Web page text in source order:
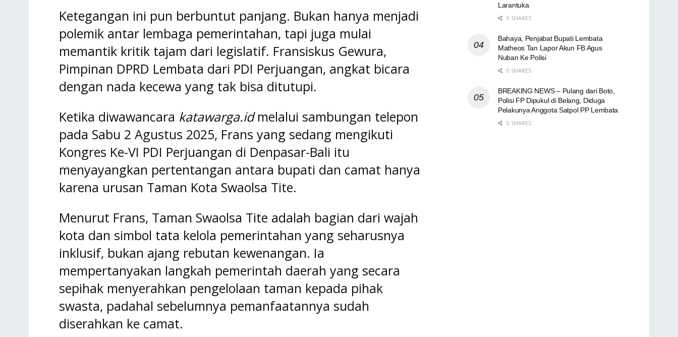
Ketegangan ini pun berbuntut panjang. Bukan hanya menjadi
polemik antar lembaga pemerintahan, tapi juga mulai
memantik kritik tajam dari legislatif. Fransiskus Gewura,
Pimpinan DPRD Lembata dari PDI Perjuangan, angkat bicara
dengan nada kecewa yang tak bisa ditutupi.
Ketika diwawancara katawarga.idmelalui sambungan telepon
pada Sabu 2 Agustus 2025, Frans yang sedang mengikuti
Kongres Ke-VI PDI Perjuangan di Denpasar-Bali itu
menyayangkan pertentangan antara bupati dan camat hanya
karena urusan Taman Kota Swaolsa Tite.
Menurut Frans, Taman Swaolsa Tite adalah bagian dari wajah
kota dan simbol tata kelola pemerintahan yang seharusnya
inklusif, bukan ajang rebutan kewenangan. Ia
mempertanyakan langkah pemerintah daerah yang secara
sepihak menyerahkan pengelolaan taman kepada pihak
swasta, padahal sebelumnya pemanfaatannya sudah
diserahkan ke camat.
Larantuka
0 SHARES
Bahaya, Penjabat Bupati Lembata
Matheos Tan Lapor Akun FB Agus
Nuban Ke Polisi
0 SHARES
BREAKING NEWS – Pulang dari Boto,
Polisi FP Dipukul di Belang, Diduga
Pelakunya Anggota Satpol PP Lembata
0 SHARES